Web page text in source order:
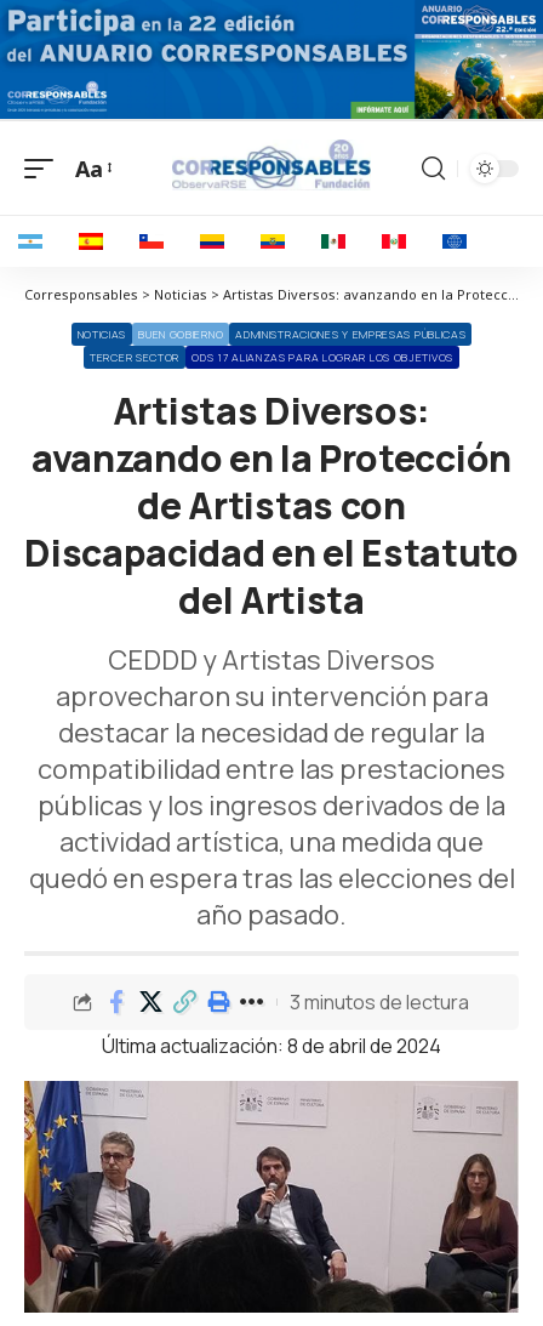
Aa
Corresponsables > Noticias > Artistas Diversos: avanzando en la Protección de Artistas con Discapacidad en el Estatuto del Artista
NOTICIAS BUEN GOBIERNO
ADMINISTRACIONES Y EMPRESAS PÚBLICAS
TERCER SECTOR
ODS 17 ALIANZAS PARA LOGRAR LOS OBJETIVOS
Artistas Diversos:
avanzando en la Protección
de Artistas con
Discapacidad en el Estatuto
del Artista
CEDDD y Artistas Diversos
aprovecharon su intervención para
destacar la necesidad de regular la
compatibilidad entre las prestaciones
públicas y los ingresos derivados de la
actividad artística, una medida que
quedó en espera tras las elecciones del
año pasado.
Última actualización: 8 de abril de 2024
3 minutos de lectura